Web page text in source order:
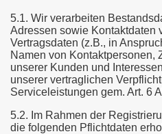
5.1. Wir verarbeiten
Adressen sowie Kontaktdaten
Vertragsdaten (z.B., in
Namen von Kontaktpersonen,
unserer Kunden und
unserer vertraglichen
Serviceleistungen gem. Art. 6
5.2. Im Rahmen der
die folgenden Pflichtdaten